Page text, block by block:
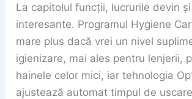
La capitolul funcții, lucrurile devin
interesante. Programul Hygiene
mare plus dacă vrei un nivel
igienizare, mai ales pentru lenjerii,
hainele celor mici, iar tehnologia
ajustează automat timpul de